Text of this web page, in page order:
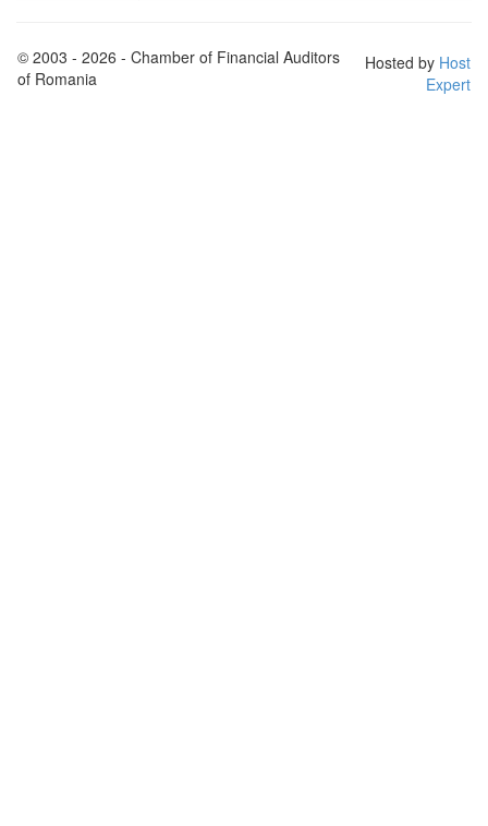
© 2003 - 2026 - Chamber of Financial Auditors
of Romania
Hosted by Host
Expert